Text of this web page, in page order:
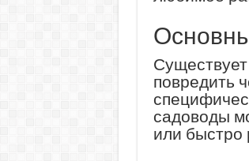
повредить
садоводы
или быстро